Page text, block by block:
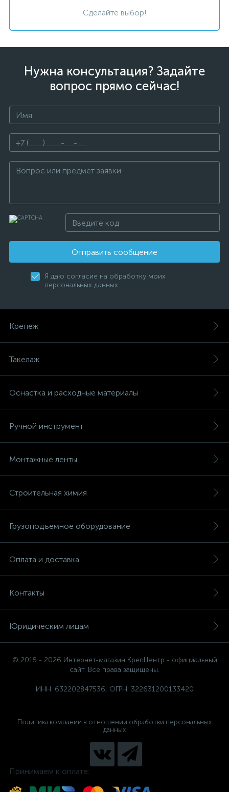
Сделайте выбор!
Нужна консультация? Задайте
вопрос прямо сейчас!
Отправить сообщение
Я даю согласие на обработку моих
персональных данных
Крепеж
Такелаж
Оснастка и расходные материалы
Ручной инструмент
Монтажные ленты
Строительная химия
Грузоподъемное оборудование
Оплата и доставка
Контакты
Юридическим лицам
© 2015 - 2026 Интернет-магазин КрепЦентр - официальный
сайт. Все права защищены.
ИНН: 632202847536, ОГРН: 322631200133420
Политика компании в отношении обработки персональных
данных
Принимаем к оплате: